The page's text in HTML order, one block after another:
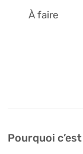
À faire
Pourquoi